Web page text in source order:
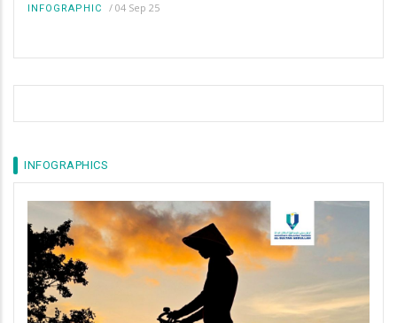
INFOGRAPHIC / 04 Sep 25
INFOGRAPHICS